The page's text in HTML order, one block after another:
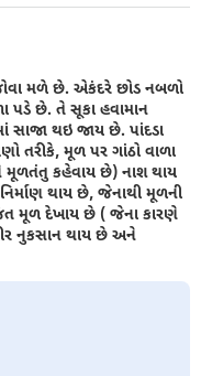
મળે છે. એકંદરે છોડ નબળો
પડે છે. તે સૂકા હવામાન
સાજા થઇ જાય છે. પાંદડા
તરીકે, મૂળ પર ગાંઠો વાળા
મૂળતંતુ કહેવાય છે) નાશ થાય
થાય છે, જેનાથી મૂળની
મૂળ દેખાય છે ( જેના કારણે
નુકસાન થાય છે અને